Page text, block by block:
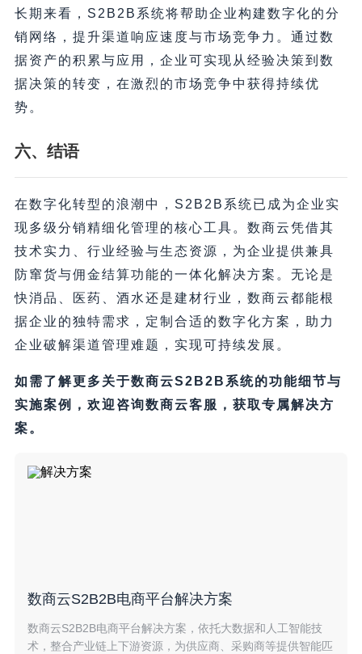
长期来看，S2B2B系统将帮助企业构建数字化的分
销网络，提升渠道响应速度与市场竞争力。通过数
据资产的积累与应用，企业可实现从经验决策到数
据决策的转变，在激烈的市场竞争中获得持续优
势。
六、结语
在数字化转型的浪潮中，S2B2B系统已成为企业实
现多级分销精细化管理的核心工具。数商云凭借其
技术实力、行业经验与生态资源，为企业提供兼具
防窜货与佣金结算功能的一体化解决方案。无论是
快消品、医药、酒水还是建材行业，数商云都能根
据企业的独特需求，定制合适的数字化方案，助力
企业破解渠道管理难题，实现可持续发展。
如需了解更多关于数商云S2B2B系统的功能细节与
实施案例，欢迎咨询数商云客服，获取专属解决方
案。
数商云S2B2B电商平台解决方案
数商云S2B2B电商平台解决方案，依托大数据和人工智能技
术，整合产业链上下游资源，为供应商、采购商等提供智能匹